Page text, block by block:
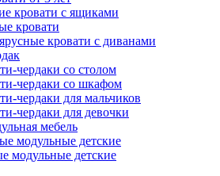
кровати с ящиками
кровати
кровати с диванами
чердаки со столом
чердаки со шкафом
чердаки для мальчиков
чердаки для девочки
мебель
модульные детские
модульные детские